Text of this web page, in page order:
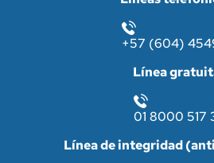
+57 (604)
Línea
01 8000 517
Línea de integridad